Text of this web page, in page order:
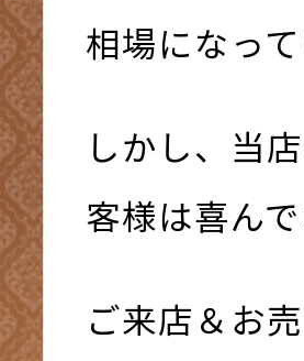
相場になっ
しかし、当
客様は喜ん
ご来店＆お